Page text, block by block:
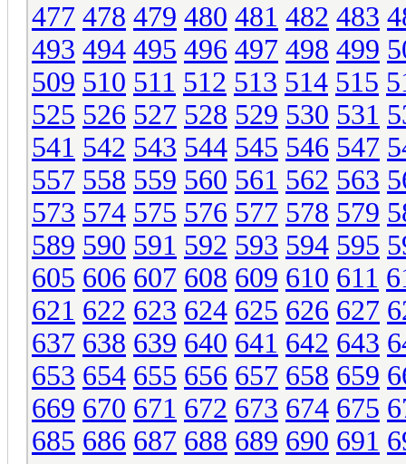
477 478 479 480 481 482 483
493 494 495 496 497 498 499
509 510 511 512 513 514 515
525 526 527 528 529 530 531
541 542 543 544 545 546 547
557 558 559 560 561 562 563
573 574 575 576 577 578 579
589 590 591 592 593 594 595
605 606 607 608 609 610 611
621 622 623 624 625 626 627
637 638 639 640 641 642 643
653 654 655 656 657 658 659
669 670 671 672 673 674 675
685 686 687 688 689 690 691